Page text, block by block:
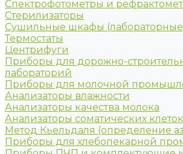
Спектрофотометры и
Стерилизаторы
Сушильные шкафы
Термостаты
Центрифуги
Приборы для дорожно-
лабораторий
Приборы для молочной
Анализаторы влажности
Анализаторы качества молока
Анализаторы соматических клеток
Метод Кьельдаля (определение
Приборы для хлебопекарной